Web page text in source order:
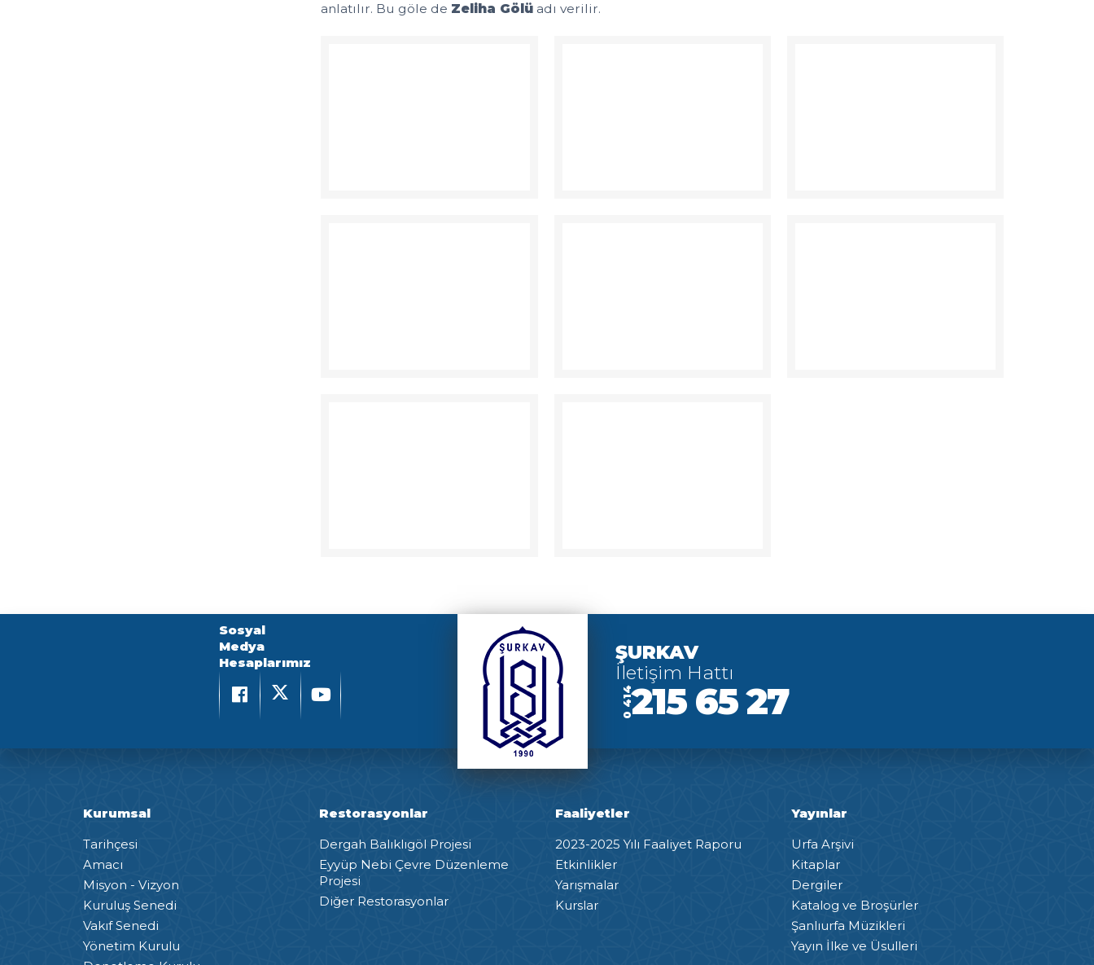
anlatılır. Bu göle de Zeliha Gölü adı verilir.
Sosyal
Medya
Hesaplarımız
ŞURKAV
İletişim Hattı
0 414215 65 27
Kurumsal
Tarihçesi
Amacı
Misyon - Vizyon
Kuruluş Senedi
Vakıf Senedi
Yönetim Kurulu
Restorasyonlar
Dergah Balıklıgöl Projesi
Eyyüp Nebi Çevre Düzenleme
Projesi
Diğer Restorasyonlar
Faaliyetler
2023-2025 Yılı Faaliyet Raporu
Etkinlikler
Yarışmalar
Kurslar
Yayınlar
Urfa Arşivi
Kitaplar
Dergiler
Katalog ve Broşürler
Şanlıurfa Müzikleri
Yayın İlke ve Üsulleri